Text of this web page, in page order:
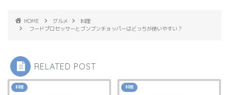
HOME グルメ
料理
フードプロセッサーとブンブンチョッパーはどっちが使いやすい？
RELATED POST
料理 料理